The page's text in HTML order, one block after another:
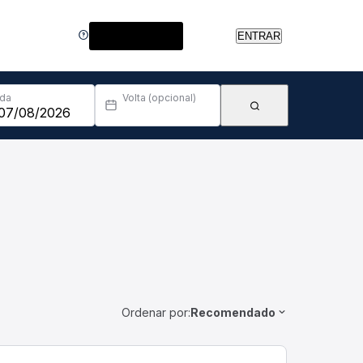
ENTRAR
Volta (opcional)
Ordenar por:Recomendado